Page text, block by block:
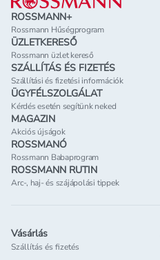
ROSSMANN+
Rossmann Hűségprogram
ÜZLETKERESŐ
Rossmann üzlet kereső
SZÁLLÍTÁS ÉS FIZETÉS
Szállítási és fizetési információk
ÜGYFÉLSZOLGÁLAT
Kérdés esetén segítünk neked
MAGAZIN
Akciós újságok
ROSSMANÓ
Rossmann Babaprogram
ROSSMANN RUTIN
Arc-, haj- és szájápolási tippek
Vásárlás
Szállítás és fizetés